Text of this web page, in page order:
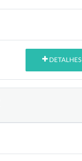
DETALHES